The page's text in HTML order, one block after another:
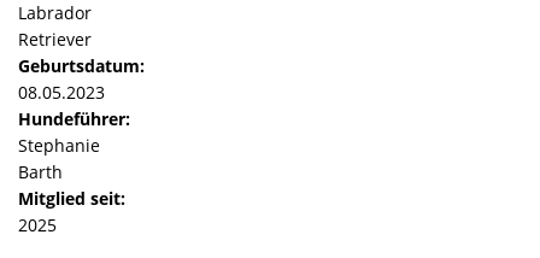
Labrador
Retriever
Geburtsdatum:
08.05.2023
Hundeführer:
Stephanie
Barth
Mitglied seit:
2025